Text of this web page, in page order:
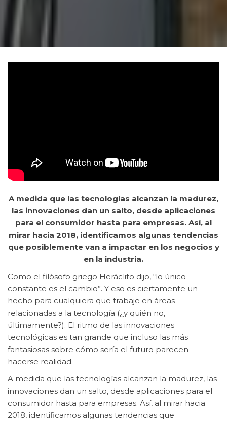
A medida que las tecnologías alcanzan la madurez,
las innovaciones dan un salto, desde aplicaciones
para el consumidor hasta para empresas. Así, al
mirar hacia 2018, identificamos algunas tendencias
que posiblemente van a impactar en los negocios y
en la industria.
Como el filósofo griego Heráclito dijo, “lo único
constante es el cambio”. Y eso es ciertamente un
hecho para cualquiera que trabaje en áreas
relacionadas a la tecnología (¿y quién no,
últimamente?). El ritmo de las innovaciones
tecnológicas es tan grande que incluso las más
fantasiosas sobre cómo sería el futuro parecen
hacerse realidad.
A medida que las tecnologías alcanzan la madurez, las
innovaciones dan un salto, desde aplicaciones para el
consumidor hasta para empresas. Así, al mirar hacia
2018, identificamos algunas tendencias que